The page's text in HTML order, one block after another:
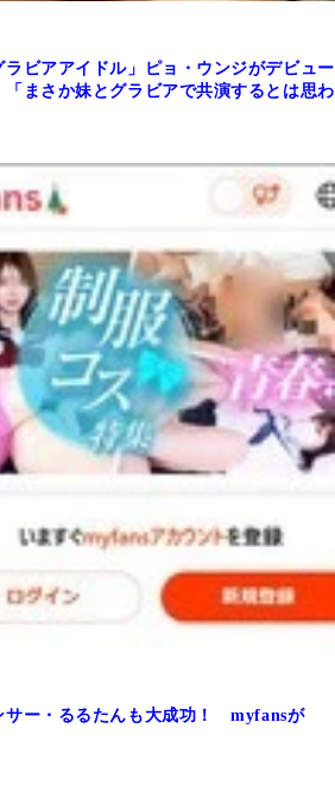
ラビアアイドル」ピョ・ウンジがデビュー
「まさか妹とグラビアで共演するとは思わ
サー・るるたんも大成功！ myfansが